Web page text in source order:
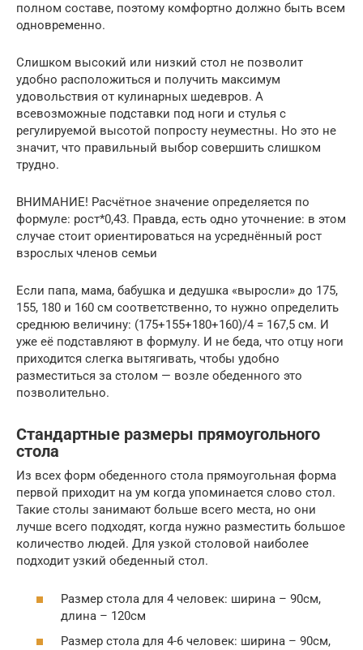
полном составе, поэтому комфортно должно быть всем
одновременно.
Слишком высокий или низкий стол не позволит
удобно расположиться и получить максимум
удовольствия от кулинарных шедевров. А
всевозможные подставки под ноги и стулья с
регулируемой высотой попросту неуместны. Но это не
значит, что правильный выбор совершить слишком
трудно.
ВНИМАНИЕ! Расчётное значение определяется по
формуле: рост*0,43. Правда, есть одно уточнение: в этом
случае стоит ориентироваться на усреднённый рост
взрослых членов семьи
Если папа, мама, бабушка и дедушка «выросли» до 175,
155, 180 и 160 см соответственно, то нужно определить
среднюю величину: (175+155+180+160)/4 = 167,5 см. И
уже её подставляют в формулу. И не беда, что отцу ноги
приходится слегка вытягивать, чтобы удобно
разместиться за столом — возле обеденного это
позволительно.
Стандартные размеры прямоугольного
стола
Из всех форм обеденного стола прямоугольная форма
первой приходит на ум когда упоминается слово стол.
Такие столы занимают больше всего места, но они
лучше всего подходят, когда нужно разместить большое
количество людей. Для узкой столовой наиболее
подходит узкий обеденный стол.
Размер стола для 4 человек: ширина – 90см,
длина – 120см
Размер стола для 4-6 человек: ширина – 90см,